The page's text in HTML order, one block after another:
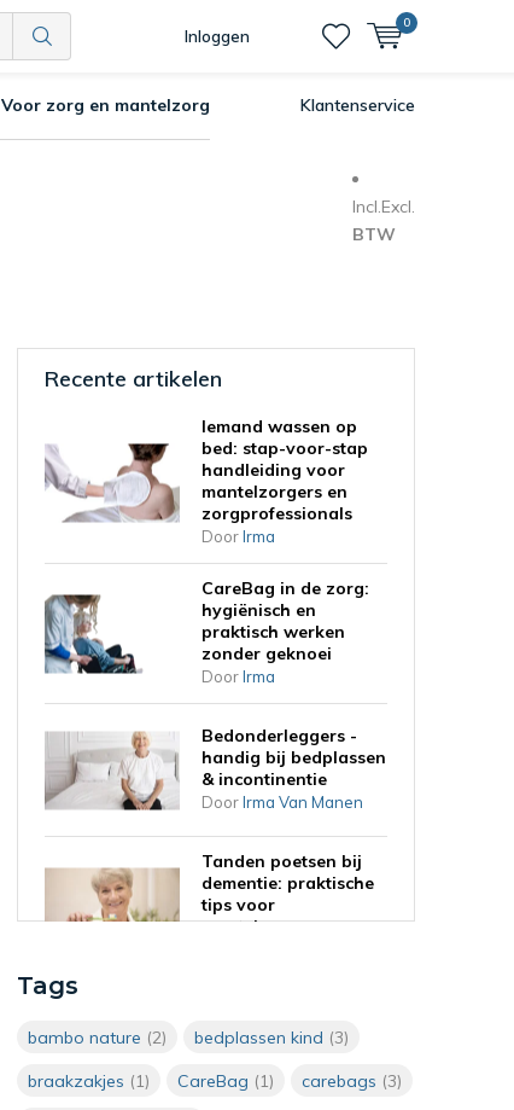
Inloggen
0
Voor zorg en mantelzorg Klantenservice
Incl. Excl.
BTW
Recente artikelen
Iemand wassen op
bed: stap-voor-stap
handleiding voor
mantelzorgers en
zorgprofessionals
DoorIrma
CareBag in de zorg:
hygiënisch en
praktisch werken
zonder geknoei
DoorIrma
Bedonderleggers -
handig bij bedplassen
& incontinentie
DoorIrma Van Manen
Tanden poetsen bij
dementie: praktische
tips voor
mantelzorgers
voor mantelzorgers
DoorIrma
Tags
bambo nature (2) bedplassen kind (3)
braakzakjes (1) CareBag (1) carebags (3)